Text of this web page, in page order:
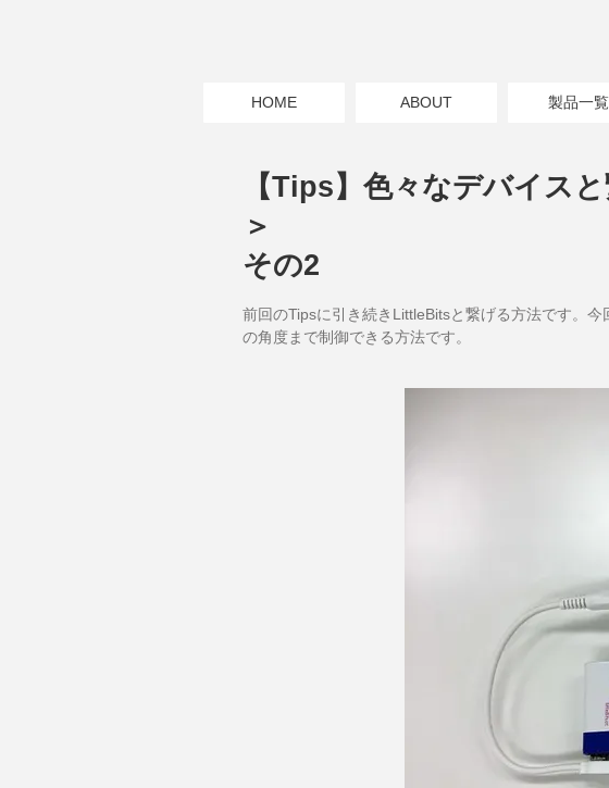
HOME ABOUT 製品一覧
【Tips】色々なデバイス
＞
その2
前回のTipsに引き続きLittleBitsと繋げる方法です。
の角度まで制御できる方法です。